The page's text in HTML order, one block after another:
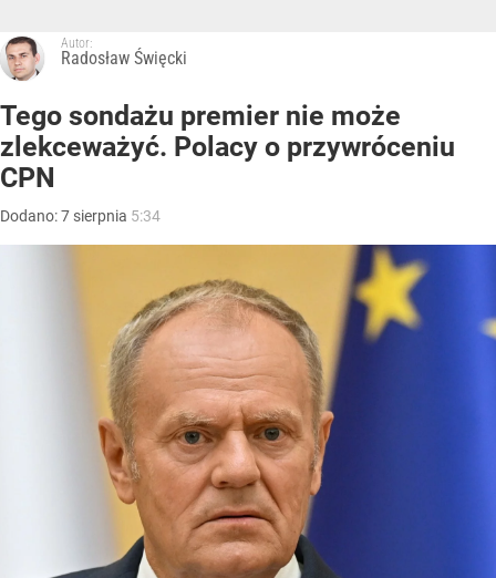
Autor:
Radosław Święcki
Tego sondażu premier nie może
zlekceważyć. Polacy o przywróceniu
CPN
Dodano:7 sierpnia 5:34